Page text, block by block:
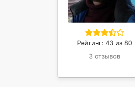
Рейтинг: 43 из 80
3 отзывов